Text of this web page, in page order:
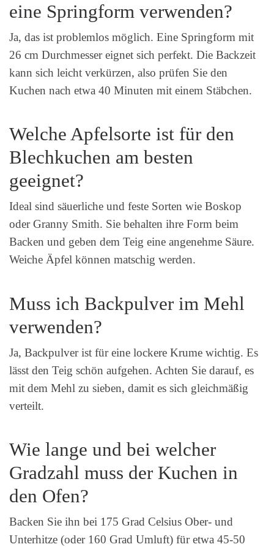
eine Springform verwenden?
Ja, das ist problemlos möglich. Eine Springform mit
26 cm Durchmesser eignet sich perfekt. Die Backzeit
kann sich leicht verkürzen, also prüfen Sie den
Kuchen nach etwa 40 Minuten mit einem Stäbchen.
Welche Apfelsorte ist für den
Blechkuchen am besten
geeignet?
Ideal sind säuerliche und feste Sorten wie Boskop
oder Granny Smith. Sie behalten ihre Form beim
Backen und geben dem Teig eine angenehme Säure.
Weiche Äpfel können matschig werden.
Muss ich Backpulver im Mehl
verwenden?
Ja, Backpulver ist für eine lockere Krume wichtig. Es
lässt den Teig schön aufgehen. Achten Sie darauf, es
mit dem Mehl zu sieben, damit es sich gleichmäßig
verteilt.
Wie lange und bei welcher
Gradzahl muss der Kuchen in
den Ofen?
Backen Sie ihn bei 175 Grad Celsius Ober- und
Unterhitze (oder 160 Grad Umluft) für etwa 45-50